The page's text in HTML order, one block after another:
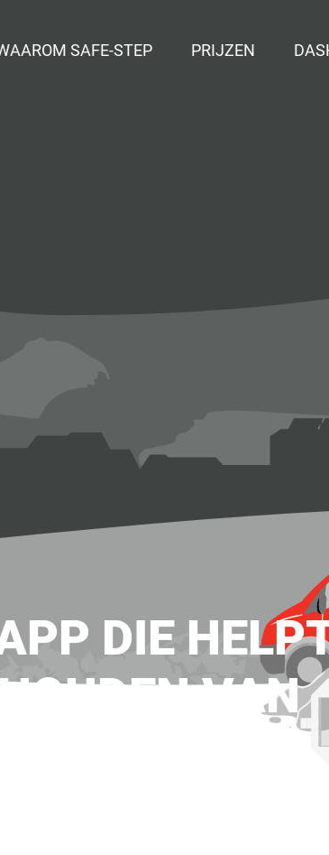
SAFE-STEP PRIJZEN
DIE
VAN